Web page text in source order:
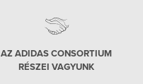
AZ ADIDAS CONSORTIUM
RÉSZEI VAGYUNK